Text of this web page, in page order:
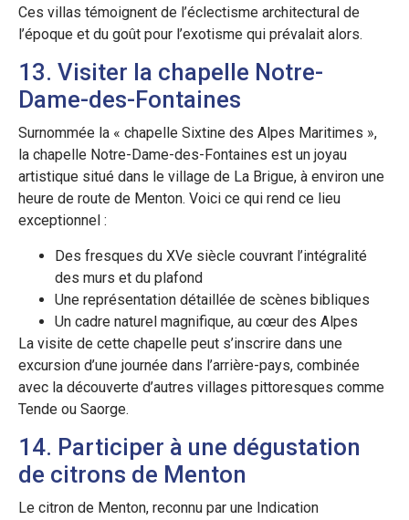
Ces villas témoignent de l’éclectisme architectural de
l’époque et du goût pour l’exotisme qui prévalait alors.
13. Visiter la chapelle Notre-
Dame-des-Fontaines
Surnommée la « chapelle Sixtine des Alpes Maritimes »,
la chapelle Notre-Dame-des-Fontaines est un joyau
artistique situé dans le village de La Brigue, à environ une
heure de route de Menton. Voici ce qui rend ce lieu
exceptionnel :
Des fresques du XVe siècle couvrant l’intégralité
des murs et du plafond
Une représentation détaillée de scènes bibliques
Un cadre naturel magnifique, au cœur des Alpes
La visite de cette chapelle peut s’inscrire dans une
excursion d’une journée dans l’arrière-pays, combinée
avec la découverte d’autres villages pittoresques comme
Tende ou Saorge.
14. Participer à une dégustation
de citrons de Menton
Le citron de Menton, reconnu par une Indication